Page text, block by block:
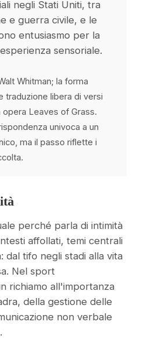
negli Stati Uniti, tra
e guerra civile, e le
entusiasmo per la
sensoriale.
Whitman; la forma
traduzione libera di versi
Leaves of Grass.
univoca a un
ma il passo riflette i
perché parla di intimità
affollati, temi centrali
dal tifo negli stadi alla vita
Nel sport
richiamo all'importanza
della gestione delle
non verbale